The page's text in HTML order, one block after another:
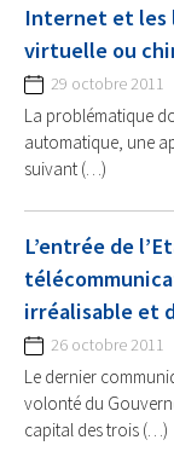
Internet et les
virtuelle ou
29 octobre 2011
La problématique
automatique, une
suivant (…)
L’entrée de
irréalisable et
26 octobre 2011
Le dernier
volonté du
capital des trois (…)